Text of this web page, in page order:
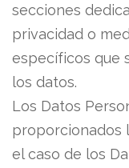
secciones
privacidad o
específicos que
los datos.
Los Datos
proporcionados
el caso de los